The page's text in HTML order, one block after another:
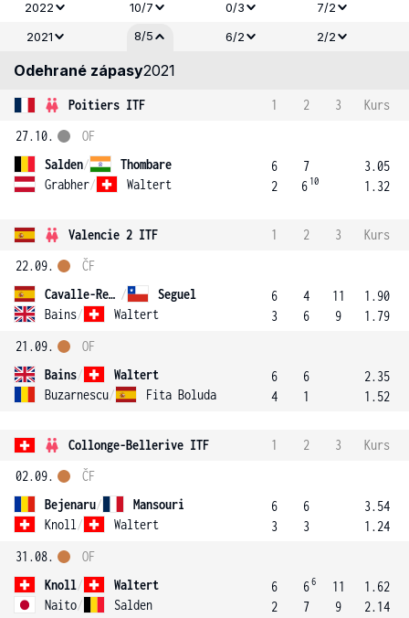
2022
10/7 0/3
7/2
2021
8/5 6/2 2/2
Odehrané zápasy2021
Poitiers ITF 1 2 3
Kurs
27.10.
Salden/
Thombare
Grabher/ Waltert
OF
6
2
7
6 10
3.05
1.32
Valencie 2 ITF 1 2 3
Kurs
22.09.
Cavalle-Reimers /
Seguel
Bains/ Waltert
ČF
6
3
4
6
11
9
1.90
1.79
21.09.
Bains/
Waltert
Buzarnescu/ Fita Boluda
OF
6
4
6
1
2.35
1.52
Collonge-Bellerive ITF 1 2 3
Kurs
02.09.
Bejenaru/
Mansouri
Knoll / Waltert
ČF
6
3
6
3
3.54
1.24
31.08.
Knoll/
Waltert
Naito/ Salden
OF
6
2
66
7
11
9
1.62
2.14